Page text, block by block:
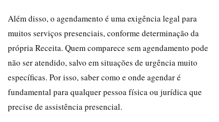
Além disso, o agendamento é uma exigência legal para
muitos serviços presenciais, conforme determinação da
própria Receita. Quem comparece sem agendamento pode
não ser atendido, salvo em situações de urgência muito
específicas. Por isso, saber como e onde agendar é
fundamental para qualquer pessoa física ou jurídica que
precise de assistência presencial.